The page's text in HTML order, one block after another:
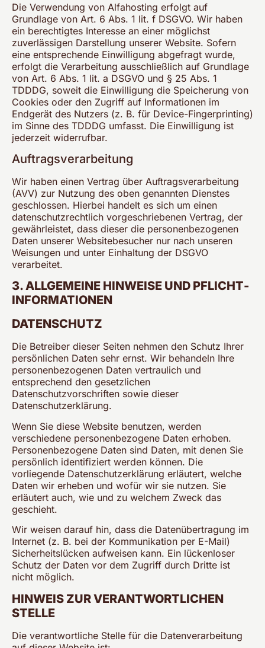
Die Verwendung von Alfahosting erfolgt auf
Grundlage von Art. 6 Abs. 1 lit. f DSGVO. Wir haben
ein berechtigtes Interesse an einer möglichst
zuverlässigen Darstellung unserer Website. Sofern
eine entsprechende Einwilligung abgefragt wurde,
erfolgt die Verarbeitung ausschließlich auf Grundlage
von Art. 6 Abs. 1 lit. a DSGVO und § 25 Abs. 1
TDDDG, soweit die Einwilligung die Speicherung von
Cookies oder den Zugriff auf Informationen im
Endgerät des Nutzers (z. B. für Device-Fingerprinting)
im Sinne des TDDDG umfasst. Die Einwilligung ist
jederzeit widerrufbar.
Auftragsverarbeitung
Wir haben einen Vertrag über Auftragsverarbeitung
(AVV) zur Nutzung des oben genannten Dienstes
geschlossen. Hierbei handelt es sich um einen
datenschutzrechtlich vorgeschriebenen Vertrag, der
gewährleistet, dass dieser die personenbezogenen
Daten unserer Websitebesucher nur nach unseren
Weisungen und unter Einhaltung der DSGVO
verarbeitet.
3. ALLGEMEINE HINWEISE UND PFLICHT­
INFORMATIONEN
DATENSCHUTZ
Die Betreiber dieser Seiten nehmen den Schutz Ihrer
persönlichen Daten sehr ernst. Wir behandeln Ihre
personenbezogenen Daten vertraulich und
entsprechend den gesetzlichen
Datenschutzvorschriften sowie dieser
Datenschutzerklärung.
Wenn Sie diese Website benutzen, werden
verschiedene personenbezogene Daten erhoben.
Personenbezogene Daten sind Daten, mit denen Sie
persönlich identifiziert werden können. Die
vorliegende Datenschutzerklärung erläutert, welche
Daten wir erheben und wofür wir sie nutzen. Sie
erläutert auch, wie und zu welchem Zweck das
geschieht.
Wir weisen darauf hin, dass die Datenübertragung im
Internet (z. B. bei der Kommunikation per E-Mail)
Sicherheitslücken aufweisen kann. Ein lückenloser
Schutz der Daten vor dem Zugriff durch Dritte ist
nicht möglich.
HINWEIS ZUR VERANTWORTLICHEN
STELLE
Die verantwortliche Stelle für die Datenverarbeitung